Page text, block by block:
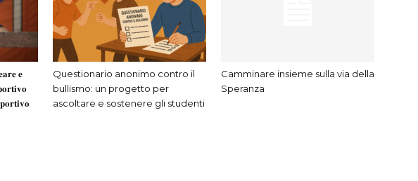
𝐞
Questionario anonimo contro il
bullismo: un progetto per
ascoltare e sostenere gli studenti
Camminare insieme sulla via della
Speranza